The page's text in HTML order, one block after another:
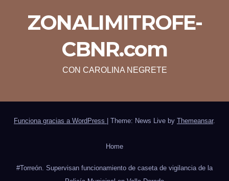
ZONALIMITROFE-
CBNR.com
CON CAROLINA NEGRETE
Funciona gracias a WordPress Theme: News Live by Themeansar.
Home
#Torreón. Supervisan funcionamiento de caseta de vigilancia de la